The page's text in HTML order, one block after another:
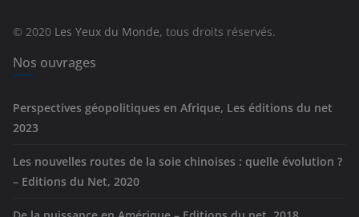
e
s
© 2020 Les Yeux du Monde, tous droits réservés.
Nos ouvrages
Perspectives géopolitiques en Afrique, Les éditions du net
2023
Les nouvelles routes de la soie chinoises : quelle évolution ?
– Editions du Net, 2020